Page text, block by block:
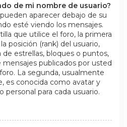
de mi nombre de usuario?
aparecer debajo de su
esté viendo los mensajes.
que utilice el foro, la primera
posición (rank) del usuario,
estrellas, bloques o puntos,
publicados por usted
La segunda, usualmente
es conocida como avatar y
personal para cada usuario.